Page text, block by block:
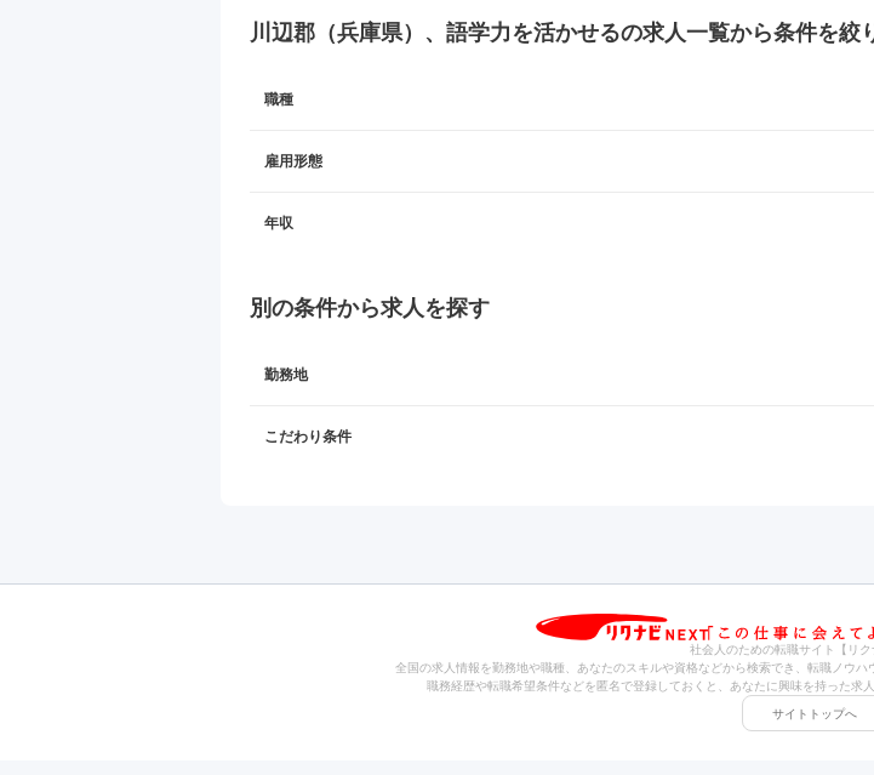
川辺郡（兵庫県）、語学力を活かせるの求人一覧から条件を絞
職種
雇用形態
年収
別の条件から求人を探す
勤務地
こだわり条件
社会人のための転職サイト【リク
全国の求人情報を勤務地や職種、あなたのスキルや資格などから検索でき、転職ノウ
職務経歴や転職希望条件などを匿名で登録しておくと、あなたに興味を持った求
サイトトップへ